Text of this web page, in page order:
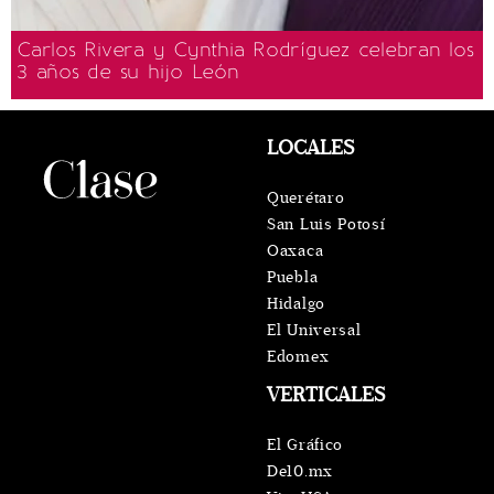
Carlos Rivera y Cynthia Rodríguez celebran los
3 años de su hijo León
VERTICALES
El Gráfico
De10.mx
LOCALES
Querétaro
San Luis Potosí
Oaxaca
Puebla
Hidalgo
El Universal
Edomex